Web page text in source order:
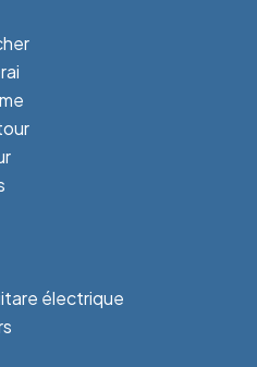
électrique